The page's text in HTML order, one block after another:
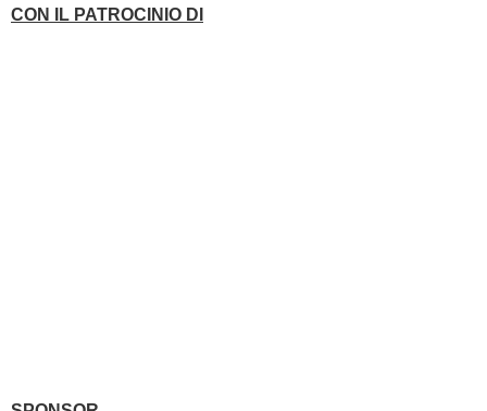
CON IL PATROCINIO DI